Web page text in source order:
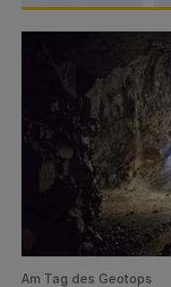
Am Tag des Geotops